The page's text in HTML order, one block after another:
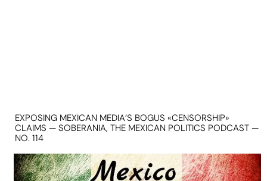
EXPOSING MEXICAN MEDIA’S BOGUS «CENSORSHIP»
CLAIMS — SOBERANIA, THE MEXICAN POLITICS PODCAST —
NO. 114